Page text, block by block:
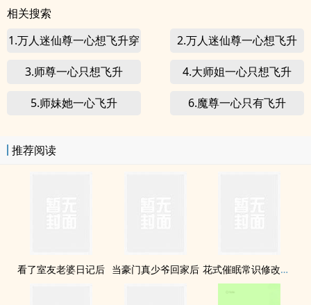
相关搜索
1.万人迷仙尊一心想飞升穿
书
2.万人迷仙尊一心想飞升
穿书
3.师尊一心只想飞升 4.大师姐一心只想飞升
5.师妹她一心飞升 6.魔尊一心只有飞升
推荐阅读
看了室友老婆日记后 当豪门真少爷回家后 花式催眠常识修改（合集）欢迎点菜